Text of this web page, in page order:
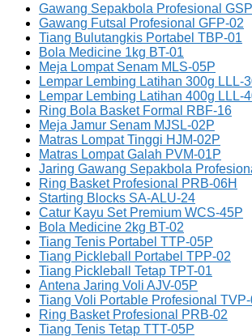
Gawang Sepakbola Profesional
Gawang Futsal Profesional GFP-02
Tiang Bulutangkis Portabel TBP-01
Bola Medicine 1kg BT-01
Meja Lompat Senam MLS-05P
Lempar Lembing Latihan 300g LLL-
Lempar Lembing Latihan 400g LLL-
Ring Bola Basket Formal RBF-16
Meja Jamur Senam MJSL-02P
Matras Lompat Tinggi HJM-02P
Matras Lompat Galah PVM-01P
Jaring Gawang Sepakbola
Ring Basket Profesional PRB-06H
Starting Blocks SA-ALU-24
Catur Kayu Set Premium WCS-45P
Bola Medicine 2kg BT-02
Tiang Tenis Portabel TTP-05P
Tiang Pickleball Portabel TPP-02
Tiang Pickleball Tetap TPT-01
Antena Jaring Voli AJV-05P
Tiang Voli Portable Profesional
Ring Basket Profesional PRB-02
Tiang Tenis Tetap TTT-05P